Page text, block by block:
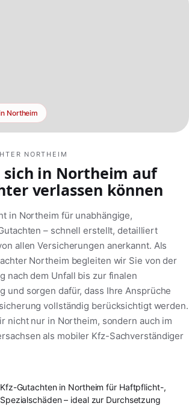
Northeim
NORTHEIM
sich in Northeim auf
verlassen können
in Northeim für unabhängige,
– schnell erstellt, detailliert
allen Versicherungen anerkannt. Als
Northeim begleiten wir Sie von der
nach dem Unfall bis zur finalen
und sorgen dafür, dass Ihre Ansprüche
vollständig berücksichtigt werden.
nicht nur in Northeim, sondern auch im
als mobiler Kfz-Sachverständiger
Gutachten in Northeim für Haftpflicht-,
– ideal zur Durchsetzung